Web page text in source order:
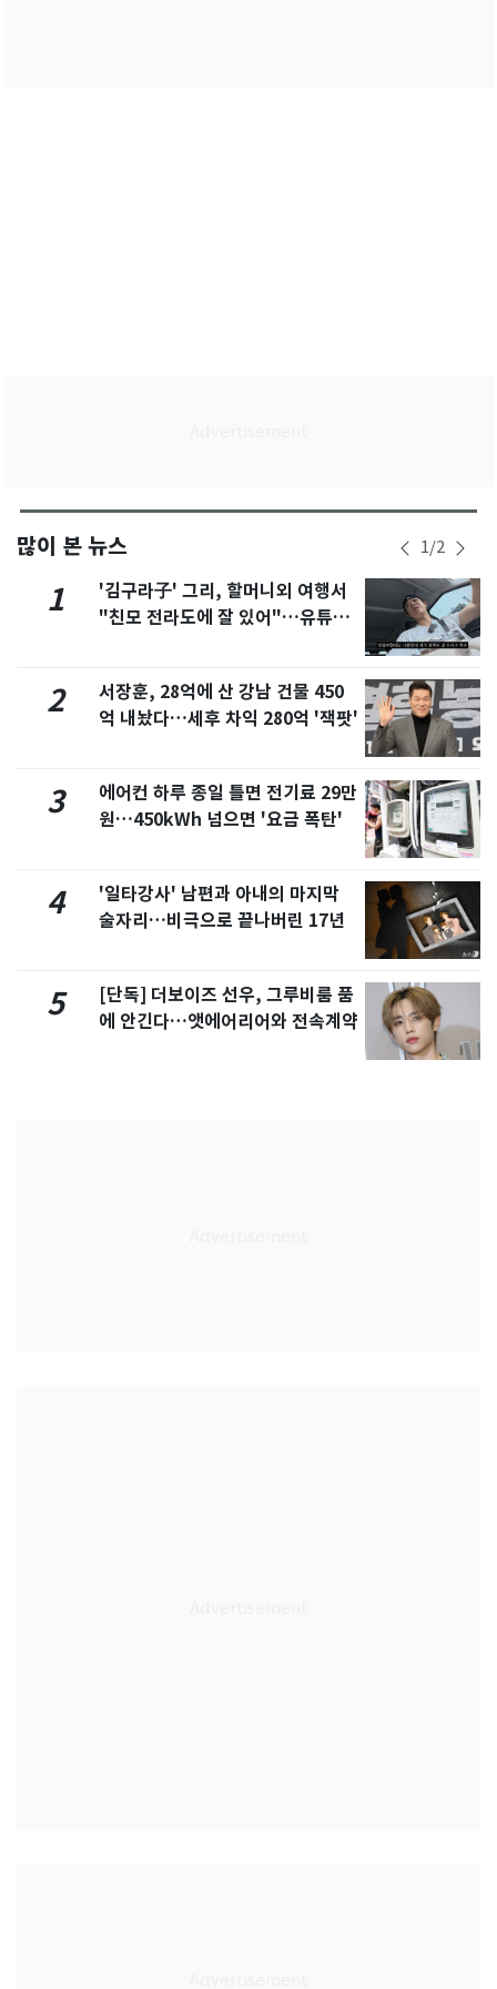
많이 본 뉴스 1/2
1
'김구라子' 그리, 할머니외 여행서
"친모 전라도에 잘 있어"…유튜브
2
서장훈, 28억에 산 강남 건물 450
억 내놨다…세후 차익 280억 '잭팟'
3
에어컨 하루 종일 틀면 전기료 29만
원…450kWh 넘으면 '요금 폭탄'
4
'일타강사' 남편과 아내의 마지막
술자리…비극으로 끝나버린 17년
5
[단독] 더보이즈 선우, 그루비룸 품
에 안긴다…앳에어리어와 전속계약